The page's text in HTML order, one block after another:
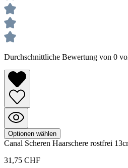
Durchschnittliche Bewertung von 0
Optionen wählen
Canal Scheren Haarschere rostfrei
31,75 CHF